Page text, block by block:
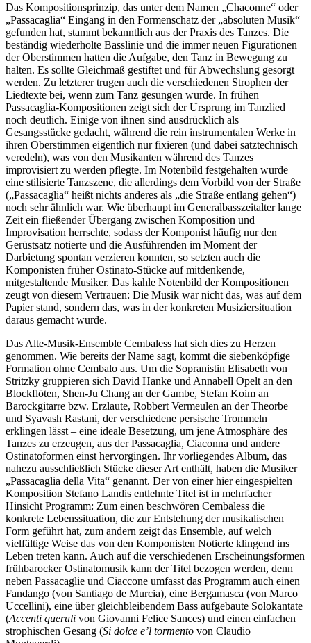
Das Kompositionsprinzip, das unter dem Namen „Chaconne“ oder
„Passacaglia“ Eingang in den Formenschatz der „absoluten Musik“
gefunden hat, stammt bekanntlich aus der Praxis des Tanzes. Die
beständig wiederholte Basslinie und die immer neuen Figurationen
der Oberstimmen hatten die Aufgabe, den Tanz in Bewegung zu
halten. Es sollte Gleichmaß gestiftet und für Abwechslung gesorgt
werden. Zu letzterer trugen auch die verschiedenen Strophen der
Liedtexte bei, wenn zum Tanz gesungen wurde. In frühen
Passacaglia-Kompositionen zeigt sich der Ursprung im Tanzlied
noch deutlich. Einige von ihnen sind ausdrücklich als
Gesangsstücke gedacht, während die rein instrumentalen Werke in
ihren Oberstimmen eigentlich nur fixieren (und dabei satztechnisch
veredeln), was von den Musikanten während des Tanzes
improvisiert zu werden pflegte. Im Notenbild festgehalten wurde
eine stilisierte Tanzszene, die allerdings dem Vorbild von der Straße
(„Passacaglia“ heißt nichts anderes als „die Straße entlang gehen“)
noch sehr ähnlich war. Wie überhaupt im Generalbasszeitalter lange
Zeit ein fließender Übergang zwischen Komposition und
Improvisation herrschte, sodass der Komponist häufig nur den
Gerüstsatz notierte und die Ausführenden im Moment der
Darbietung spontan verzieren konnten, so setzten auch die
Komponisten früher Ostinato-Stücke auf mitdenkende,
mitgestaltende Musiker. Das kahle Notenbild der Kompositionen
zeugt von diesem Vertrauen: Die Musik war nicht das, was auf dem
Papier stand, sondern das, was in der konkreten Musiziersituation
daraus gemacht wurde.
Das Alte-Musik-Ensemble Cembaless hat sich dies zu Herzen
genommen. Wie bereits der Name sagt, kommt die siebenköpfige
Formation ohne Cembalo aus. Um die Sopranistin Elisabeth von
Stritzky gruppieren sich David Hanke und Annabell Opelt an den
Blockflöten, Shen-Ju Chang an der Gambe, Stefan Koim an
Barockgitarre bzw. Erzlaute, Robbert Vermeulen an der Theorbe
und Syavash Rastani, der verschiedene persische Trommeln
erklingen lässt – eine ideale Besetzung, um jene Atmosphäre des
Tanzes zu erzeugen, aus der Passacaglia, Ciaconna und andere
Ostinatoformen einst hervorgingen. Ihr vorliegendes Album, das
nahezu ausschließlich Stücke dieser Art enthält, haben die Musiker
„Passacaglia della Vita“ genannt. Der von einer hier eingespielten
Komposition Stefano Landis entlehnte Titel ist in mehrfacher
Hinsicht Programm: Zum einen beschwören Cembaless die
konkrete Lebenssituation, die zur Entstehung der musikalischen
Form geführt hat, zum andern zeigt das Ensemble, auf welch
vielfältige Weise das von den Komponisten Notierte klingend ins
Leben treten kann. Auch auf die verschiedenen Erscheinungsformen
frühbarocker Ostinatomusik kann der Titel bezogen werden, denn
neben Passacaglie und Ciaccone umfasst das Programm auch einen
Fandango (von Santiago de Murcia), eine Bergamasca (von Marco
Uccellini), eine über gleichbleibendem Bass aufgebaute Solokantate
(Accenti queruli von Giovanni Felice Sances) und einen einfachen
strophischen Gesang (Si dolce e’l tormento von Claudio